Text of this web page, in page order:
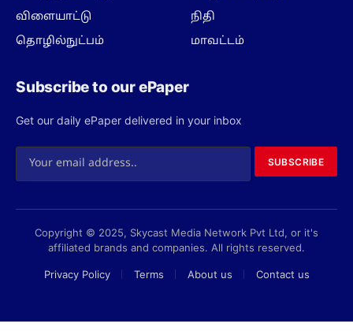
விளையாட்டு
தொழில்நுட்பம்
நிதி
மாவட்டம்
Subscribe to our ePaper
Get our daily ePaper delivered in your inbox
SUBSCRIBE
Copyright © 2025, Skycast Media Network Pvt Ltd, or it's
affiliated brands and companies. All rights reserved.
Privacy Policy Terms About us Contact us